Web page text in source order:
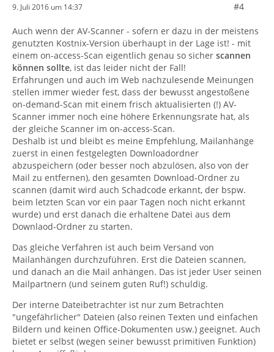
9. Juli 2016 um 14:37 #4
Auch wenn der AV-Scanner - sofern er dazu in der meistens
genutzten Kostnix-Version überhaupt in der Lage ist! - mit
einem on-access-Scan eigentlich genau so sicher scannen
können sollte, ist das leider nicht der Fall!
Erfahrungen und auch im Web nachzulesende Meinungen
stellen immer wieder fest, dass der bewusst angestoßene
on-demand-Scan mit einem frisch aktualisierten (!) AV-
Scanner immer noch eine höhere Erkennungsrate hat, als
der gleiche Scanner im on-access-Scan.
Deshalb ist und bleibt es meine Empfehlung, Mailanhänge
zuerst in einen festgelegten Downloadordner
abzuspeichern (oder besser noch abzulösen, also von der
Mail zu entfernen), den gesamten Download-Ordner zu
scannen (damit wird auch Schadcode erkannt, der bspw.
beim letzten Scan vor ein paar Tagen noch nicht erkannt
wurde) und erst danach die erhaltene Datei aus dem
Downlaod-Ordner zu starten.
Das gleiche Verfahren ist auch beim Versand von
Mailanhängen durchzuführen. Erst die Dateien scannen,
und danach an die Mail anhängen. Das ist jeder User seinen
Mailpartnern (und seinem guten Ruf!) schuldig.
Der interne Dateibetrachter ist nur zum Betrachten
"ungefährlicher" Dateien (also reinen Texten und einfachen
Bildern und keinen Office-Dokumenten usw.) geeignet. Auch
bietet er selbst (wegen seiner bewusst primitiven Funktion)